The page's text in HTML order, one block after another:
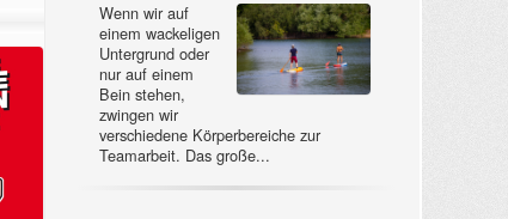
Wenn wir auf
einem wackeligen
Untergrund oder
nur auf einem
Bein stehen,
zwingen wir
verschiedene Körperbereiche zur
Teamarbeit. Das große...